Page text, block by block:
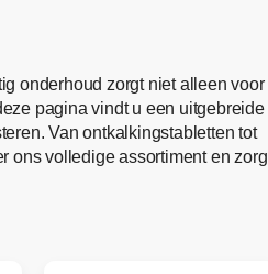
onderhoud zorgt niet alleen voor
pagina vindt u een uitgebreide
Van ontkalkingstabletten tot
ons volledige assortiment en zorg